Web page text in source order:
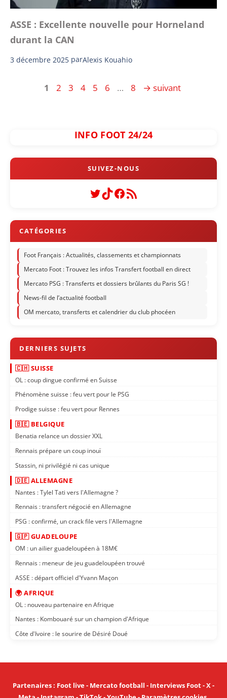
ASSE : Excellente nouvelle pour Horneland
durant la CAN
3 décembre 2025 parAlexis Kouahio
Page
1 Page
2 Page
3 Page
4 Page
5 Page
6 … Page
8 → suivant
INFO FOOT 24/24
Twitter
TikTok
Facebook
Flux RSS
Foot Français : Actualités, classements et championnats
Mercato Foot : Trouvez les infos Transfert football en direct
Mercato PSG : Transferts et dossiers brûlants du Paris SG !
News-fil de l’actualité football
OM mercato, transferts et calendrier du club phocéen
🇨🇭 SUISSE
OL : coup dingue confirmé en Suisse
Phénomène suisse : feu vert pour le PSG
Prodige suisse : feu vert pour Rennes
🇧🇪 BELGIQUE
Benatia relance un dossier XXL
Rennais prépare un coup inouï
Stassin, ni privilégié ni cas unique
🇩🇪 ALLEMAGNE
Nantes : Tylel Tati vers l'Allemagne ?
Rennais : transfert négocié en Allemagne
PSG : confirmé, un crack file vers l'Allemagne
🇬🇵 GUADELOUPE
OM : un ailier guadeloupéen à 18M€
Rennais : meneur de jeu guadeloupéen trouvé
ASSE : départ officiel d'Yvann Maçon
🌍 AFRIQUE
OL : nouveau partenaire en Afrique
Nantes : Kombouaré sur un champion d'Afrique
Côte d'Ivoire : le sourire de Désiré Doué
Partenaires: Foot live- Mercato football - Interviews Foot-X-